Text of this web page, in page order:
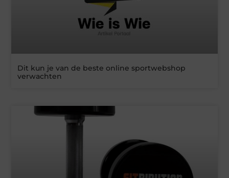
Dit kun je van de beste online sportwebshop
verwachten